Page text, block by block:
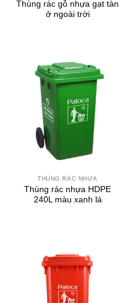
Thùng rác gỗ nhựa gạt tàn
ở ngoài trời
THÙNG RÁC NHỰA
Thùng rác nhựa HDPE
240L màu xanh lá